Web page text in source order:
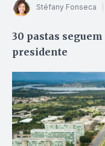
Stéfany Fonseca
30 pastas
presidente